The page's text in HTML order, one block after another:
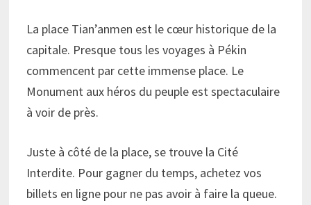
La place Tian’anmen est le cœur historique de la
capitale. Presque tous les voyages à Pékin
commencent par cette immense place. Le
Monument aux héros du peuple est spectaculaire
à voir de près.
Juste à côté de la place, se trouve la Cité
Interdite. Pour gagner du temps, achetez vos
billets en ligne pour ne pas avoir à faire la queue.